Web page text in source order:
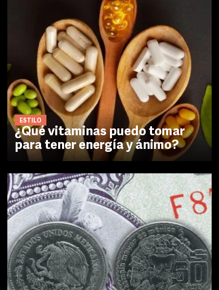
ESTILO
¿Qué vitaminas puedo tomar
para tener energía y ánimo?